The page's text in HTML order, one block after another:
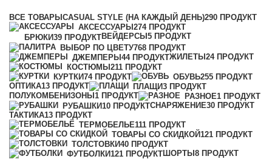
ВСЕ ТОВАРЫ CASUAL STYLE (НА КАЖДЫЙ ДЕНЬ)290 ПРОДУКТ
АКСЕССУАРЫ274 ПРОДУКТ
БРЮКИ39 ПРОДУКТВЕЙДЕРСЫ 5 ПРОДУКТ
ВЫБОР ПО ЦВЕТУ768 ПРОДУКТ
ДЖЕМПЕРЫ44 ПРОДУКТЖИЛЕТЫ 24 ПРОДУКТ
КОСТЮМЫ211 ПРОДУКТ
КУРТКИ74 ПРОДУКТ ОБУВЬ255 ПРОДУКТ
ОПТИКА13 ПРОДУКТ ПЛАЩИ3 ПРОДУКТ
ПОЛУКОМБЕНИЗОНЫ 1 ПРОДУКТ РАЗНОЕ1 ПРОДУКТ
РУБАШКИ10 ПРОДУКТСНАРЯЖЕНИЕ30 ПРОДУКТ
ТАКТИКА13 ПРОДУКТ
ТЕРМОБЕЛЬЕ111 ПРОДУКТ
ТОВАРЫ СО СКИДКОЙ121 ПРОДУКТ
ТОЛСТОВКИ40 ПРОДУКТ
ФУТБОЛКИ121 ПРОДУКТШОРТЫ 8 ПРОДУКТ